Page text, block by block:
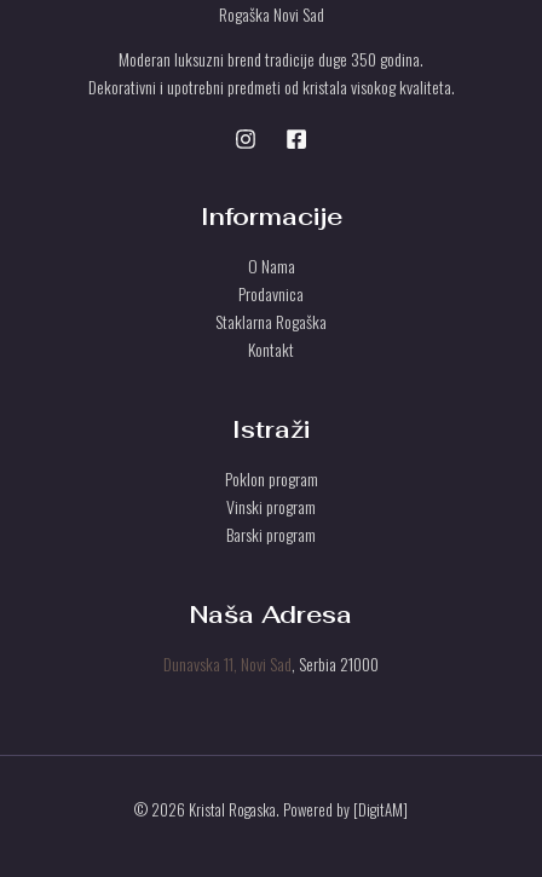
Rogaška Novi Sad
Moderan luksuzni brend tradicije duge 350 godina.
Dekorativni i upotrebni predmeti od kristala visokog kvaliteta.
Informacije
O Nama
Prodavnica
Staklarna Rogaška
Kontakt
Istraži
Poklon program
Vinski program
Barski program
Naša Adresa
Dunavska 11, Novi Sad, Serbia 21000
© 2026 Kristal Rogaska. Powered by [DigitAM]